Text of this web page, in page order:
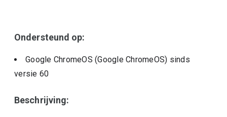
Ondersteund op:
Google ChromeOS (Google ChromeOS) sinds
versie 60
Beschrijving: